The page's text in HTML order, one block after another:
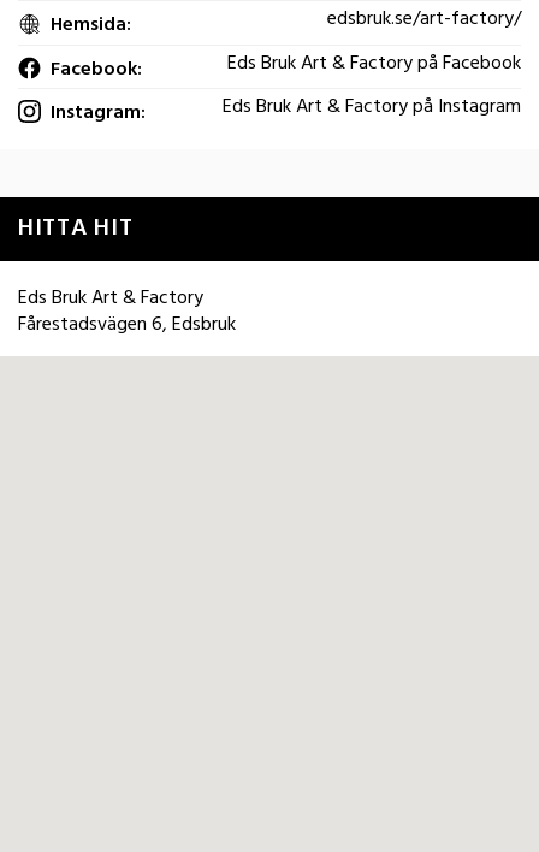
Hemsida:
edsbruk.se/art-factory/
Facebook:
Eds Bruk Art & Factory på Facebook
Instagram:
Eds Bruk Art & Factory på Instagram
HITTA HIT
Eds Bruk Art & Factory
Fårestadsvägen 6, Edsbruk